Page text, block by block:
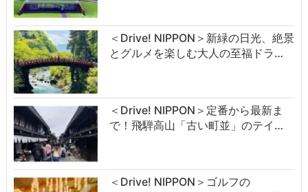
＜Drive! NIPPON＞新緑の日光、絶景
とグルメを楽しむ大人の至福ドラ…
＜Drive! NIPPON＞定番から最新ま
で！飛騨高山「古い町並」のテイ…
＜Drive! NIPPON＞ゴルフの